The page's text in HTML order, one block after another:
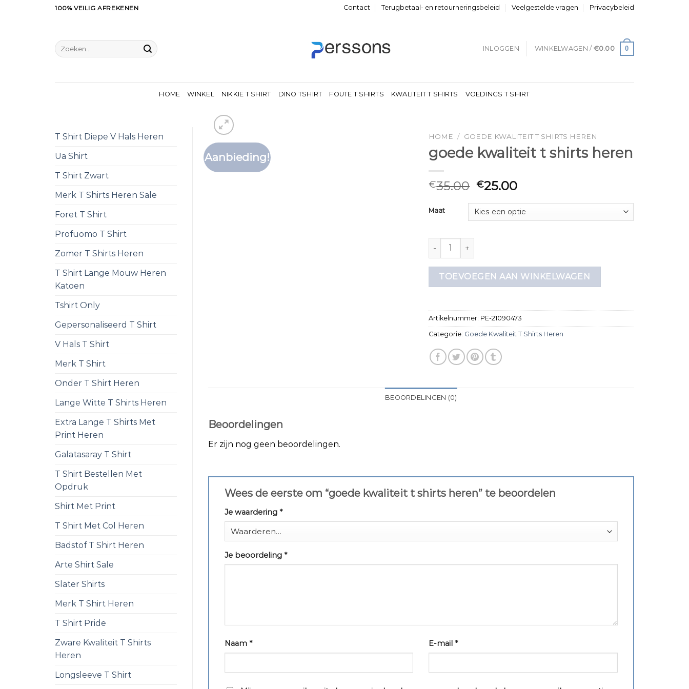
100% VEILIG AFREKENEN Contact Terugbetaal- en retourneringsbeleid Veelgestelde vragen Privacybeleid
Zoeken
naar:
INLOGGEN WINKELWAGEN / €0.00 0
HOME WINKEL NIKKIE T SHIRT DINO TSHIRT FOUTE T SHIRTS KWALITEIT T SHIRTS VOEDINGS T SHIRT
T Shirt Diepe V Hals Heren
Ua Shirt
T Shirt Zwart
Merk T Shirts Heren Sale
Foret T Shirt
Profuomo T Shirt
Zomer T Shirts Heren
T Shirt Lange Mouw Heren
Katoen
Tshirt Only
Gepersonaliseerd T Shirt
V Hals T Shirt
Merk T Shirt
Onder T Shirt Heren
Lange Witte T Shirts Heren
Extra Lange T Shirts Met
Print Heren
Galatasaray T Shirt
T Shirt Bestellen Met
Opdruk
Shirt Met Print
T Shirt Met Col Heren
Badstof T Shirt Heren
Arte Shirt Sale
Slater Shirts
Merk T Shirt Heren
T Shirt Pride
Zware Kwaliteit T Shirts
Heren
Longsleeve T Shirt
Aanbieding!
HOME / GOEDE KWALITEIT T SHIRTS HEREN
goede kwaliteit t shirts heren
€35.00 €25.00
Maat
goede kwaliteit t shirts heren aantal
TOEVOEGEN AAN WINKELWAGEN
Artikelnummer: PE-21090473
Categorie: Goede Kwaliteit T Shirts Heren
BEOORDELINGEN (0)
Beoordelingen
Er zijn nog geen beoordelingen.
Wees de eerste om “goede kwaliteit t shirts heren” te beoordelen
Je waardering *
Je beoordeling *
Naam * E-mail*